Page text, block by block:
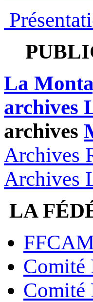
La
archives
archives
Archives
Archives
LA
Comité
Comité